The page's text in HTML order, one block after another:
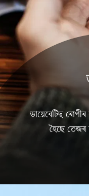
ডায়েবেটিছ
হৈছে তেজৰ